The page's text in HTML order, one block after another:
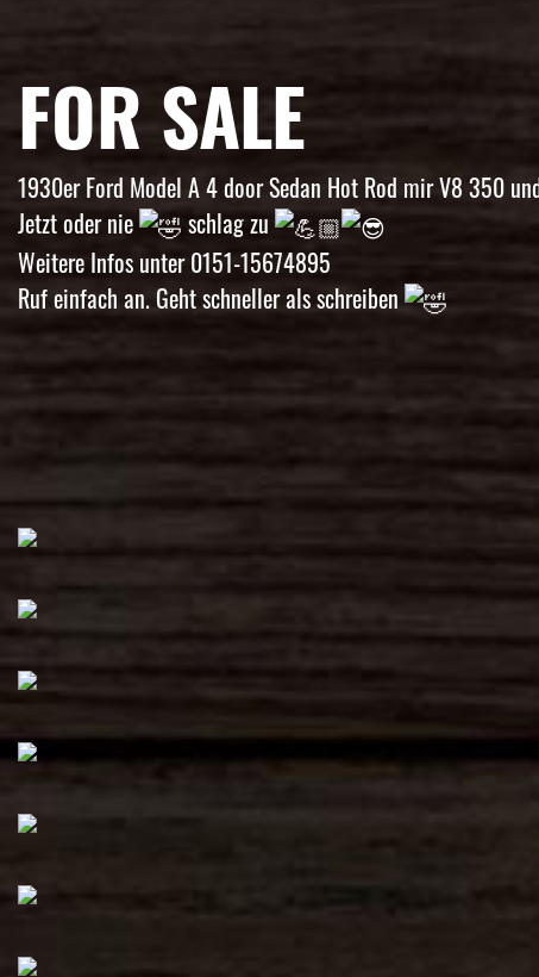
FOR SALE
1930er Ford Model A 4 door Sedan Hot Rod mir V8 350
Jetzt oder nie
schlag zu
Weitere Infos unter 0151-15674895
Ruf einfach an. Geht schneller als schreiben